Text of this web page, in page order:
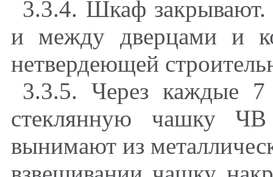
3.3.4. Шкаф
и между дверцами и
нетвердеющей
3.3.5. Через каждые 7
стеклянную чашку ЧВ
вынимают из